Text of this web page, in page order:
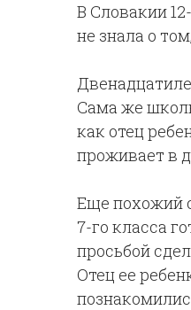
В Словакии
не знала о
Сама же
как отец
проживает в
Еще похожий
7-го класса
просьбой
Отец ее